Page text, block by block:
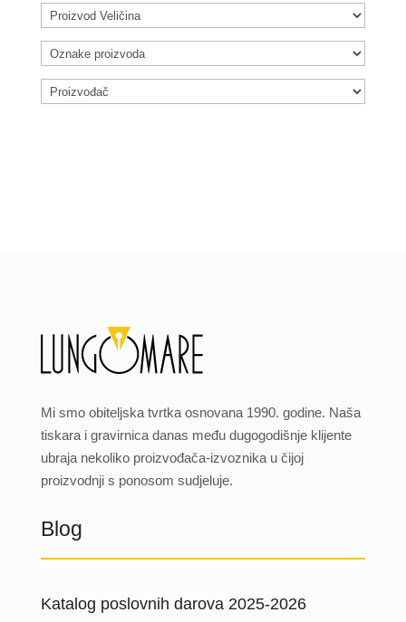
Mi smo obiteljska tvrtka osnovana 1990. godine. Naša
tiskara i gravirnica danas među dugogodišnje klijente
ubraja nekoliko proizvođača-izvoznika u čijoj
proizvodnji s ponosom sudjeluje.
Blog
Katalog poslovnih darova 2025-2026